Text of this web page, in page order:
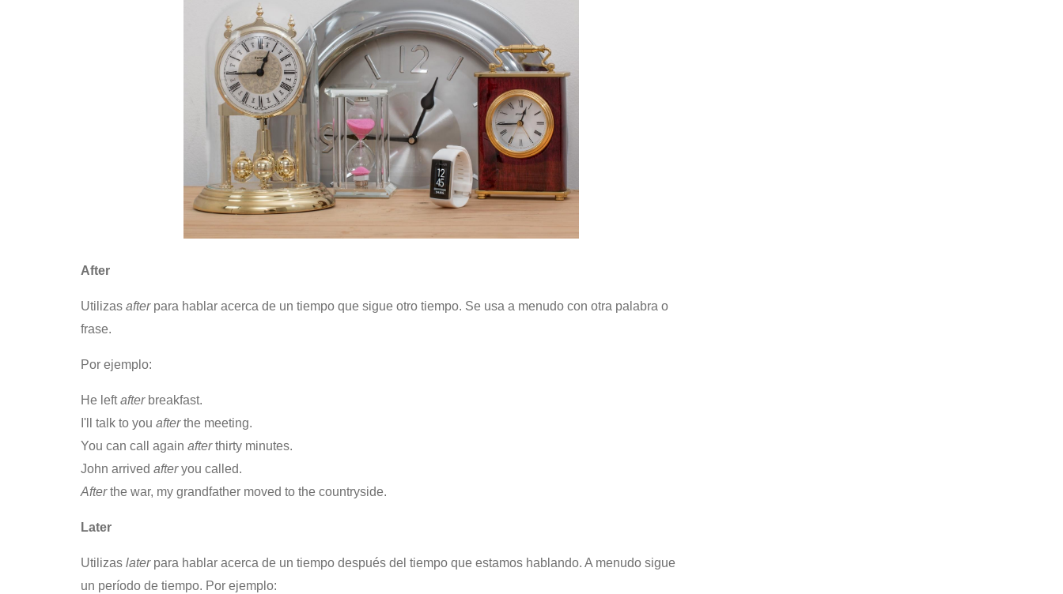
After
Utilizas afterpara hablar acerca de un tiempo que sigue otro tiempo. Se usa a menudo con otra palabra o
frase.
Por ejemplo:
He leftafterbreakfast.
I'll talk to you afterthe meeting.
You can call again afterthirty minutes.
John arrived afteryou called.
Afterthe war, my grandfather moved to the countryside.
Later
Utilizas laterpara hablar acerca de un tiempo después del tiempo que estamos hablando. A menudo sigue
un período de tiempo. Por ejemplo: